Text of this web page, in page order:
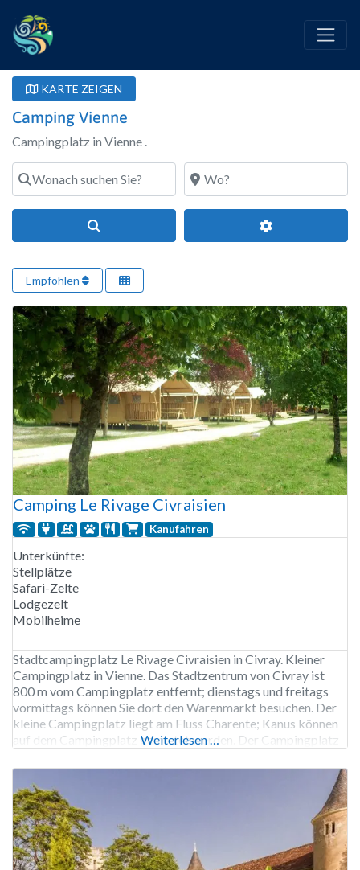
KARTE ZEIGEN
Camping Vienne
Campingplatz in Vienne .
Wonach suchen Sie?
Wo?
Erweiterte
Empfohlen
Camping Le Rivage Civraisien
Kanufahren
Unterkünfte:
Stellplätze
Safari-Zelte
Lodgezelt
Mobilheime
Stadtcampingplatz Le Rivage Civraisien in Civray. Kleiner
Campingplatz in Vienne. Das Stadtzentrum von Civray ist
800 m vom Campingplatz entfernt; dienstags und freitags
vormittags können Sie dort den Warenmarkt besuchen. Der
kleine Campingplatz liegt am Fluss Charente; Kanus können
auf dem Campingplatz gemietet werden. Der Campingplatz
Campingplatz Ziegen, Schafe und Hühner.
Weiterlesen …